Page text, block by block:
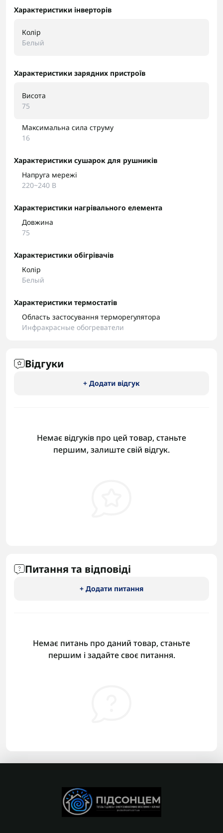
Характеристики інверторів
Колір
Белый
Характеристики зарядних пристроїв
Висота
75
Максимальна сила струму
16
Характеристики сушарок для рушників
Напруга мережі
220~240 В
Характеристики нагрівального елемента
Довжина
75
Характеристики обігрівачів
Колір
Белый
Характеристики термостатів
Область застосування терморегулятора
Инфракрасные обогреватели
Відгуки
+ Додати відгук
Немає відгуків про цей товар, станьте
першим, залиште свій відгук.
Питання та відповіді
+ Додати питання
Немає питань про даний товар, станьте
першим і задайте своє питання.